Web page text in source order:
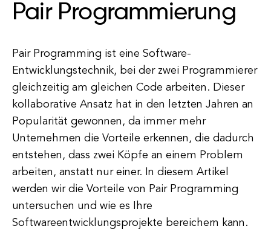
Pair Programmierung
Pair Programming ist eine Software-
Entwicklungstechnik, bei der zwei Programmierer
gleichzeitig am gleichen Code arbeiten. Dieser
kollaborative Ansatz hat in den letzten Jahren an
Popularität gewonnen, da immer mehr
Unternehmen die Vorteile erkennen, die dadurch
entstehen, dass zwei Köpfe an einem Problem
arbeiten, anstatt nur einer. In diesem Artikel
werden wir die Vorteile von Pair Programming
untersuchen und wie es Ihre
Softwareentwicklungsprojekte bereichern kann.